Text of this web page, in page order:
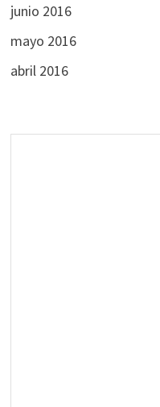
junio 2016
mayo 2016
abril 2016